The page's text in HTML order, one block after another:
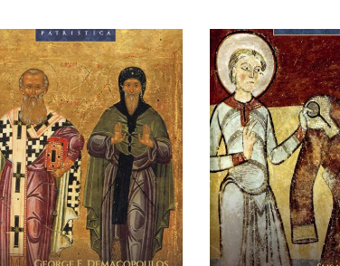
Adaugă în coș Wishlist Adaugă în coș